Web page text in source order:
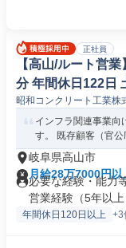
正社員
【高山/ルート営
分 年間休日122日
昭和コンクリート工業株
インフラ関連事業向
す。 既存顧客（官
岐阜県高山市
月給28万7000円以
必要な経験・能力
営業経験（5年以上
年間休日120日以上 +3